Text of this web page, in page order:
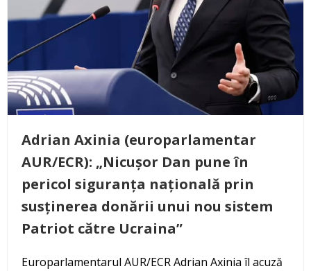
Adrian Axinia (europarlamentar
AUR/ECR): „Nicușor Dan pune în
pericol siguranța națională prin
susținerea donării unui nou sistem
Patriot către Ucraina”
Europarlamentarul AUR/ECR Adrian Axinia îl acuză